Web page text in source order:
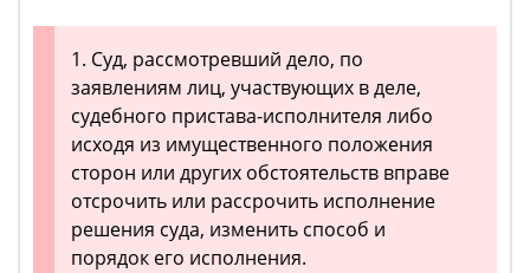
1. Суд, рассмотревший дело, по
заявлениям лиц, участвующих в деле,
судебного пристава-исполнителя либо
исходя из имущественного положения
сторон или других обстоятельств вправе
отсрочить или рассрочить исполнение
решения суда, изменить способ и
порядок его исполнения.